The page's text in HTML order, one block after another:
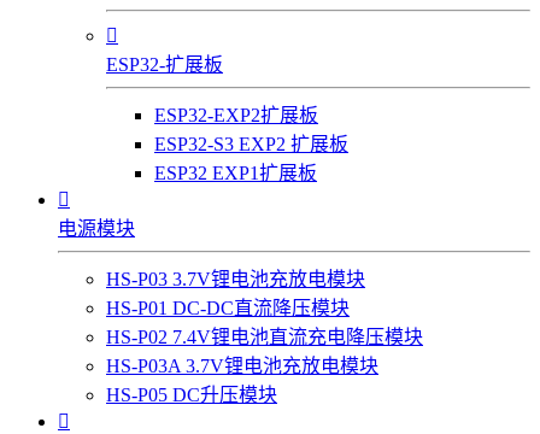

ESP32-扩展板
ESP32-EXP2扩展板
ESP32-S3 EXP2 扩展板
ESP32 EXP1扩展板

电源模块
HS-P03 3.7V锂电池充放电模块
HS-P01 DC-DC直流降压模块
HS-P02 7.4V锂电池直流充电降压模块
HS-P03A 3.7V锂电池充放电模块
HS-P05 DC升压模块
